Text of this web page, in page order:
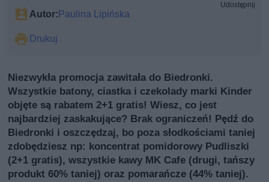
Autor: Paulina Lipińska
Drukuj
Udostępnij
Niezwykła promocja zawitała do Biedronki.
Wszystkie batony, ciastka i czekolady marki Kinder
objęte są rabatem 2+1 gratis! Wiesz, co jest
najbardziej zaskakujące? Brak ograniczeń! Pędź do
Biedronki i oszczędzaj, bo poza słodkościami taniej
zdobędziesz np: koncentrat pomidorowy Pudliszki
(2+1 gratis), wszystkie kawy MK Cafe (drugi, tańszy
produkt 60% taniej) oraz pomarańcze (44% taniej).